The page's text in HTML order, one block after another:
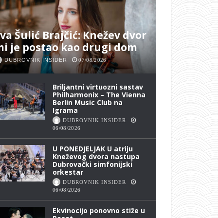
Šulić Brajčić: Knežev dvor
je postao kao drugi dom
DUBROVNIK INSIDER 07/08/2026
Briljantni virtuozni sastav
Philharmonix – The Vienna
Berlin Music Club na
Igrama
DUBROVNIK INSIDER
06/08/2026
U PONEDJELJAK U atriju
Kneževog dvora nastupa
Dubrovački simfonijski
orkestar
DUBROVNIK INSIDER
06/08/2026
Ekvinocijo ponovno stiže u